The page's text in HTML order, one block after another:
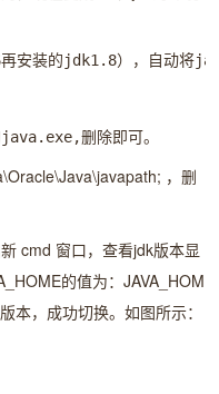
，删
cmd 窗口，查看jdk版本显
的值为： JAVA_HOM
本，成功切换。如图所示：